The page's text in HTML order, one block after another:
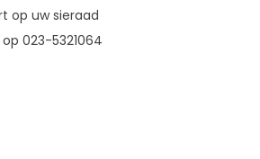
op uw sieraad
023-5321064